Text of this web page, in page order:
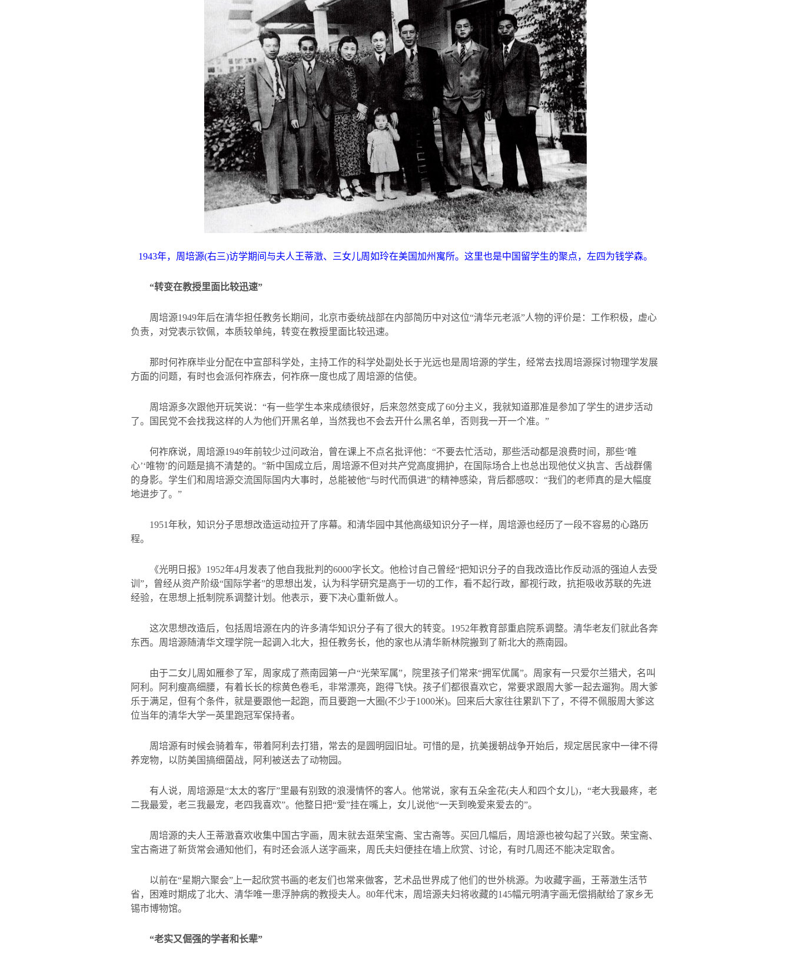
1943年，周培源(右三)访学期间与夫人王蒂澂、三女儿周如玲在美国加州寓所。这里也是中国留学生的聚点，左四为钱学森。
“转变在教授里面比较迅速”
周培源1949年后在清华担任教务长期间，北京市委统战部在内部简历中对这位“清华元老派”人物的评价是：工作积极，虚心
负责，对党表示钦佩，本质较单纯，转变在教授里面比较迅速。
那时何祚庥毕业分配在中宣部科学处，主持工作的科学处副处长于光远也是周培源的学生，经常去找周培源探讨物理学发展
方面的问题，有时也会派何祚庥去，何祚庥一度也成了周培源的信使。
周培源多次跟他开玩笑说：“有一些学生本来成绩很好，后来忽然变成了60分主义，我就知道那准是参加了学生的进步活动
了。国民党不会找我这样的人为他们开黑名单，当然我也不会去开什么黑名单，否则我一开一个准。”
何祚庥说，周培源1949年前较少过问政治，曾在课上不点名批评他：“不要去忙活动，那些活动都是浪费时间，那些‘唯
心’‘唯物’的问题是搞不清楚的。”新中国成立后，周培源不但对共产党高度拥护，在国际场合上也总出现他仗义执言、舌战群儒
的身影。学生们和周培源交流国际国内大事时，总能被他“与时代而俱进”的精神感染，背后都感叹：“我们的老师真的是大幅度
地进步了。”
1951年秋，知识分子思想改造运动拉开了序幕。和清华园中其他高级知识分子一样，周培源也经历了一段不容易的心路历
程。
《光明日报》 1952年4月发表了他自我批判的6000字长文。他检讨自己曾经“把知识分子的自我改造比作反动派的强迫人去受
训”，曾经从资产阶级“国际学者”的思想出发，认为科学研究是高于一切的工作，看不起行政，鄙视行政，抗拒吸收苏联的先进
经验，在思想上抵制院系调整计划。他表示，要下决心重新做人。
这次思想改造后，包括周培源在内的许多清华知识分子有了很大的转变。 1952年教育部重启院系调整。清华老友们就此各奔
东西。周培源随清华文理学院一起调入北大，担任教务长，他的家也从清华新林院搬到了新北大的燕南园。
由于二女儿周如雁参了军，周家成了燕南园第一户“光荣军属”，院里孩子们常来“拥军优属”。周家有一只爱尔兰猎犬，名叫
阿利。阿利瘦高细腰，有着长长的棕黄色卷毛，非常漂亮，跑得飞快。孩子们都很喜欢它，常要求跟周大爹一起去遛狗。周大爹
乐于满足，但有个条件，就是要跟他一起跑，而且要跑一大圈(不少于1000米)。回来后大家往往累趴下了，不得不佩服周大爹这
位当年的清华大学一英里跑冠军保持者。
周培源有时候会骑着车，带着阿利去打猎，常去的是圆明园旧址。可惜的是，抗美援朝战争开始后，规定居民家中一律不得
养宠物，以防美国搞细菌战，阿利被送去了动物园。
有人说，周培源是“太太的客厅”里最有别致的浪漫情怀的客人。他常说，家有五朵金花(夫人和四个女儿)，“老大我最疼，老
二我最爱，老三我最宠，老四我喜欢”。他整日把“爱”挂在嘴上，女儿说他“一天到晚爱来爱去的”。
周培源的夫人王蒂澂喜欢收集中国古字画，周末就去逛荣宝斋、宝古斋等。买回几幅后，周培源也被勾起了兴致。荣宝斋、
宝古斋进了新货常会通知他们，有时还会派人送字画来，周氏夫妇便挂在墙上欣赏、讨论，有时几周还不能决定取舍。
以前在“星期六聚会”上一起欣赏书画的老友们也常来做客，艺术品世界成了他们的世外桃源。为收藏字画，王蒂澂生活节
省，困难时期成了北大、清华唯一患浮肿病的教授夫人。 80年代末，周培源夫妇将收藏的145幅元明清字画无偿捐献给了家乡无
锡市博物馆。
“老实又倔强的学者和长辈”